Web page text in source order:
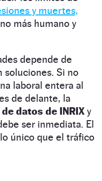
y muertes,
más humano y
depende de
soluciones. Si no
laboral entera al
de delante, la
datos de INRIX y
ser inmediata. El
único que el tráfico